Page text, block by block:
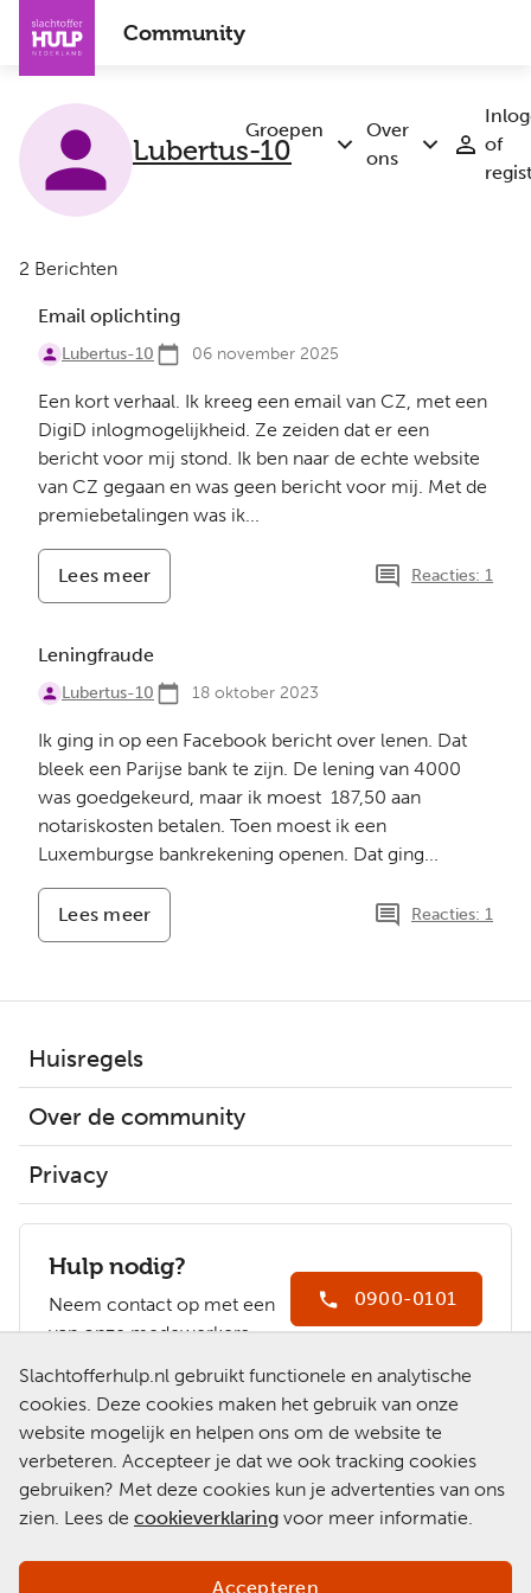
Slachtofferhulp.nl gebruikt functionele en analytische
cookies. Deze cookies maken het gebruik van onze
website mogelijk en helpen ons om de website te
verbeteren. Accepteer je dat we ook tracking cookies
gebruiken? Met deze cookies kun je advertenties van ons
zien. Lees de cookieverklaring voor meer informatie.
Accepteren
Overslaan
naar
inhoud
gaan
Community
Groepen
Submenu
Over
ons
Submenu
of
Lubertus-10
2 Berichten
Email oplichting
Lubertus-10 06 november 2025
Een kort verhaal. Ik kreeg een email van CZ, met een
DigiD inlogmogelijkheid. Ze zeiden dat er een
bericht voor mij stond. Ik ben naar de echte website
van CZ gegaan en was geen bericht voor mij. Met de
premiebetalingen was ik...
Lees meer
Email
Reacties: 1
Leningfraude
Lubertus-10 18 oktober 2023
Ik ging in op een Facebook bericht over lenen. Dat
bleek een Parijse bank te zijn. De lening van 4000
was goedgekeurd, maar ik moest 187,50 aan
notariskosten betalen. Toen moest ik een
Luxemburgse bankrekening openen. Dat ging...
Lees meer
Leningfraude
Reacties: 1
Huisregels
Over de community
Privacy
Hulp nodig?
Neem contact op met een
van onze medewerkers.
0900-0101
Slachtofferhulp.nl
Chat met een
medewerker